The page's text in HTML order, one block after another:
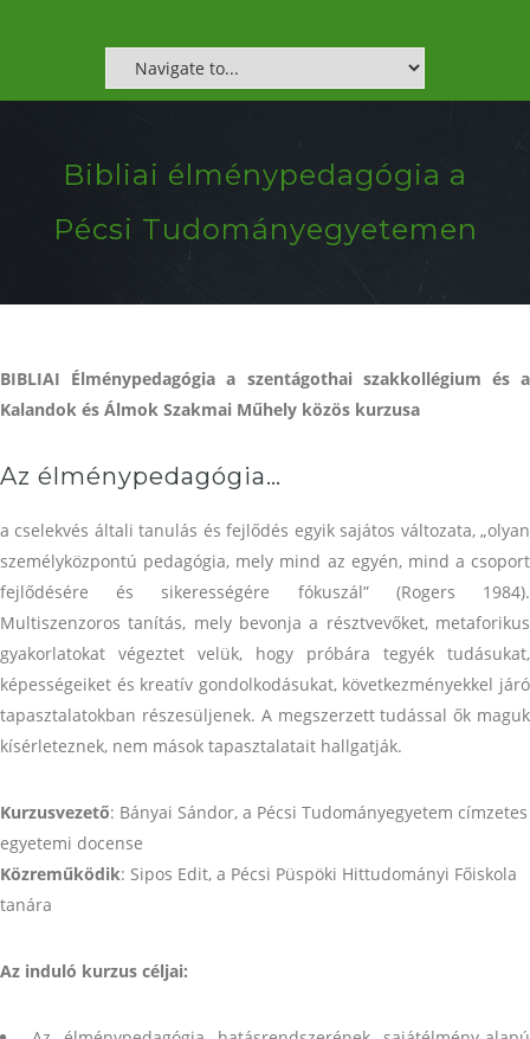
Bibliai élménypedagógia a
Pécsi Tudományegyetemen
BIBLIAI Élménypedagógia a szentágothai szakkollégium és a
Kalandok és Álmok Szakmai Műhely közös kurzusa
Az élménypedagógia…
a cselekvés általi tanulás és fejlődés egyik sajátos változata, „olyan
személyközpontú pedagógia, mely mind az egyén, mind a csoport
fejlődésére és sikerességére fókuszál” (Rogers 1984).
Multiszenzoros tanítás, mely bevonja a résztvevőket, metaforikus
gyakorlatokat végeztet velük, hogy próbára tegyék tudásukat,
képességeiket és kreatív gondolkodásukat, következményekkel járó
tapasztalatokban részesüljenek. A megszerzett tudással ők maguk
kísérleteznek, nem mások tapasztalatait hallgatják.
Kurzusvezető: Bányai Sándor, a Pécsi Tudományegyetem címzetes
egyetemi docense
Közreműködik: Sipos Edit, a Pécsi Püspöki Hittudományi Főiskola
tanára
Az induló kurzus céljai: